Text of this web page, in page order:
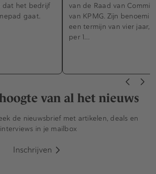
dat het bedrijf
gaat.
van de Raad van
van KPMG. Zijn
een termijn van vier jaar,
per 1…
van al het nieuws
de nieuwsbrief met artikelen, deals en
interviews in je mailbox
Inschrijven